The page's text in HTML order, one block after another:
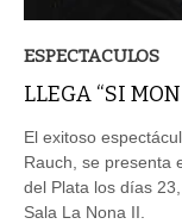
ESPECTACULOS
LLEGA “SI
El exitoso
Rauch, se presenta
del Plata los días
Sala La Nona II.